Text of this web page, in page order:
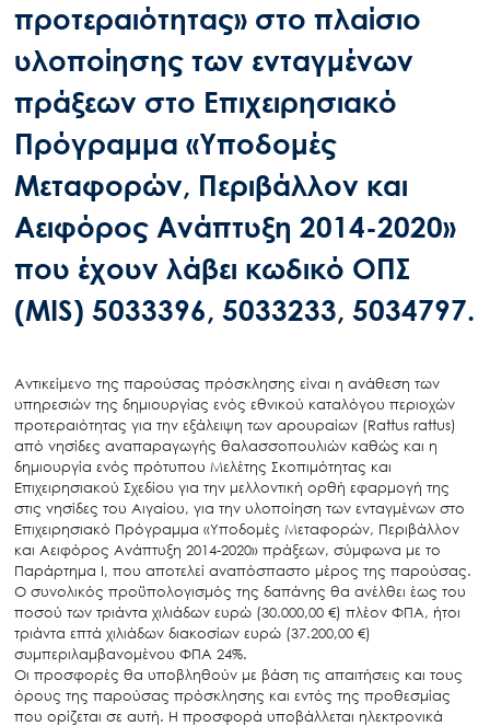
προτεραιότητας» στο πλαίσιο
υλοποίησης των ενταγμένων
πράξεων στο Επιχειρησιακό
Πρόγραμμα «Υποδομές
Μεταφορών, Περιβάλλον και
Αειφόρος Ανάπτυξη 2014-2020»
που έχουν λάβει κωδικό ΟΠΣ
(MIS) 5033396, 5033233, 5034797.
Αντικείμενο της παρούσας πρόσκλησης είναι η ανάθεση των
υπηρεσιών της δημιουργίας ενός εθνικού καταλόγου περιοχών
προτεραιότητας για την εξάλειψη των αρουραίων (Rattus rattus)
από νησίδες αναπαραγωγής θαλασσοπουλιών καθώς και η
δημιουργία ενός πρότυπου Μελέτης Σκοπιμότητας και
Επιχειρησιακού Σχεδίου για την μελλοντική ορθή εφαρμογή της
στις νησίδες του Αιγαίου, για την υλοποίηση των ενταγμένων στο
Επιχειρησιακό Πρόγραμμα «Υποδομές Μεταφορών, Περιβάλλον
και Αειφόρος Ανάπτυξη 2014-2020» πράξεων, σύμφωνα με το
Παράρτημα Ι, που αποτελεί αναπόσπαστο μέρος της παρούσας.
Ο συνολικός προϋπολογισμός της δαπάνης θα ανέλθει έως του
ποσού των τριάντα χιλιάδων ευρώ (30.000,00 €) πλέον ΦΠΑ, ήτοι
τριάντα επτά χιλιάδων διακοσίων ευρώ (37.200,00 €)
συμπεριλαμβανομένου ΦΠΑ 24%.
Οι προσφορές θα υποβληθούν με βάση τις απαιτήσεις και τους
όρους της παρούσας πρόσκλησης και εντός της προθεσμίας
που ορίζεται σε αυτή. Η προσφορά υποβάλλεται ηλεκτρονικά